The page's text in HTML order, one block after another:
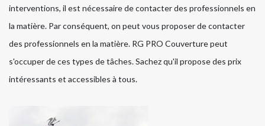
interventions, il est nécessaire de contacter des professionnels en
la matière. Par conséquent, on peut vous proposer de contacter
des professionnels en la matière. RG PRO Couverture peut
s'occuper de ces types de tâches. Sachez qu'il propose des prix
intéressants et accessibles à tous.